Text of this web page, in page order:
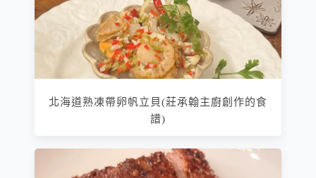
北海道熟凍帶卵帆立貝(莊承翰主廚創作的食
譜)